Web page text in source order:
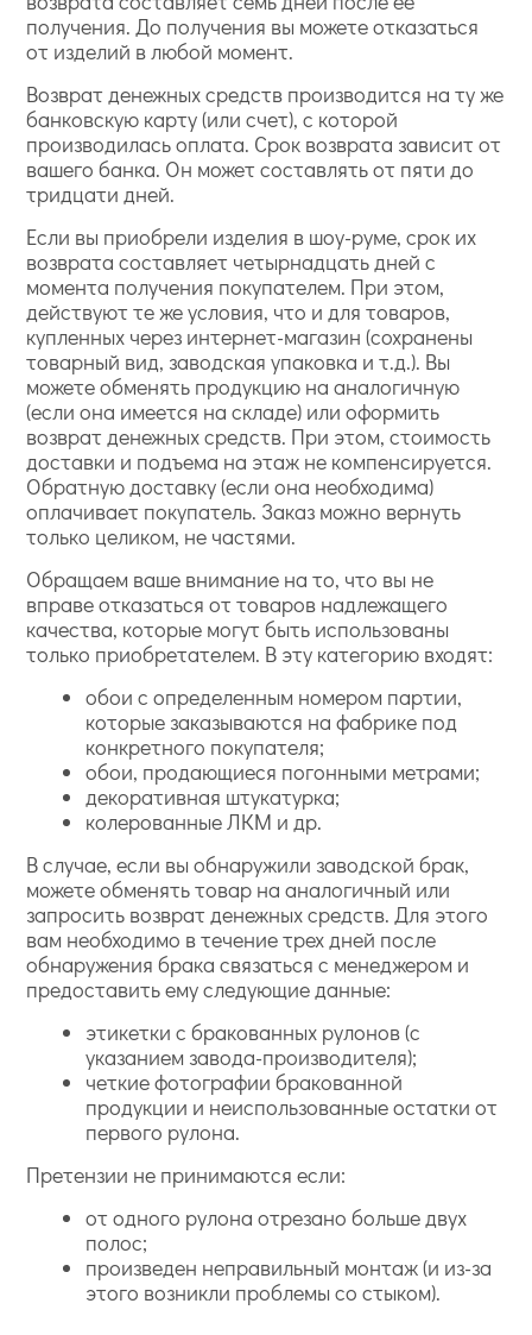
получения. До получения вы можете отказаться
от изделий в любой момент.
Возврат денежных средств производится на ту же
банковскую карту (или счет), с которой
производилась оплата. Срок возврата зависит от
вашего банка. Он может составлять от пяти до
тридцати дней.
Если вы приобрели изделия в шоу-руме, срок их
возврата составляет четырнадцать дней с
момента получения покупателем. При этом,
действуют те же условия, что и для товаров,
купленных через интернет-магазин (сохранены
товарный вид, заводская упаковка и т.д.). Вы
можете обменять продукцию на аналогичную
(если она имеется на складе) или оформить
возврат денежных средств. При этом, стоимость
доставки и подъема на этаж не компенсируется.
Обратную доставку (если она необходима)
оплачивает покупатель. Заказ можно вернуть
только целиком, не частями.
Обращаем ваше внимание на то, что вы не
вправе отказаться от товаров надлежащего
качества, которые могут быть использованы
только приобретателем. В эту категорию входят:
обои с определенным номером партии,
которые заказываются на фабрике под
конкретного покупателя;
обои, продающиеся погонными метрами;
декоративная штукатурка;
колерованные ЛКМ и др.
В случае, если вы обнаружили заводской брак,
можете обменять товар на аналогичный или
запросить возврат денежных средств. Для этого
вам необходимо в течение трех дней после
обнаружения брака связаться с менеджером и
предоставить ему следующие данные:
этикетки с бракованных рулонов (с
указанием завода-производителя);
четкие фотографии бракованной
продукции и неиспользованные остатки от
первого рулона.
Претензии не принимаются если:
от одного рулона отрезано больше двух
полос;
произведен неправильный монтаж (и из-за
этого возникли проблемы со стыком).